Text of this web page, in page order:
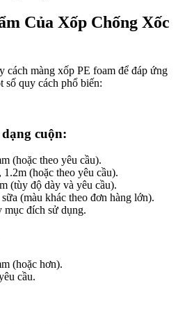
Của Xốp Chống Xốc
cách màng xốp PE foam để đáp ứng
số quy cách phổ biến:
cuộn:
(hoặc theo yêu cầu).
1.2m (hoặc theo yêu cầu).
(tùy độ dày và yêu cầu).
(màu khác theo đơn hàng lớn).
mục đích sử dụng.
(hoặc hơn).
cầu.